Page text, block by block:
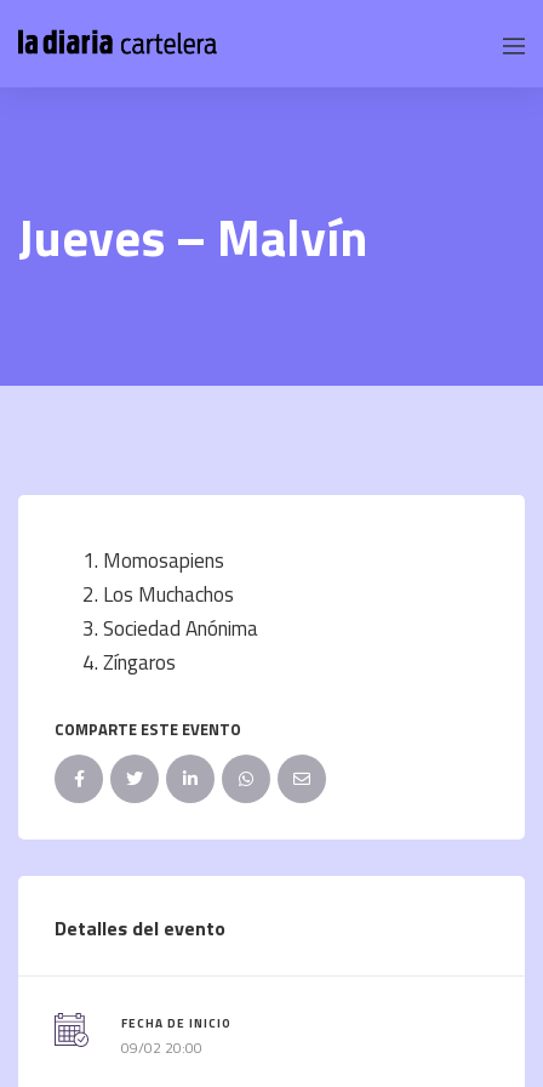
Jueves – Malvín
Momosapiens
Los Muchachos
Sociedad Anónima
Zíngaros
COMPARTE ESTE EVENTO
Detalles del evento
FECHA DE INICIO
09/02 20:00